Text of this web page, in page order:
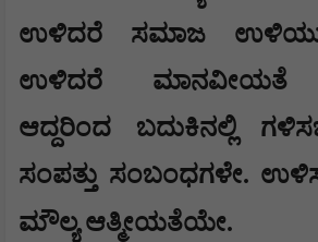
ಉಳಿದರೆ ಸಮಾಜ
ಉಳಿದರೆ ಮಾನವೀಯತೆ
ಆದ್ದರಿಂದ ಬದುಕಿನಲ್ಲಿ
ಸಂಪತ್ತು ಸಂಬಂಧಗಳೇ.
ಮೌಲ್ಯ ಆತ್ಮೀಯತೆಯೇ.